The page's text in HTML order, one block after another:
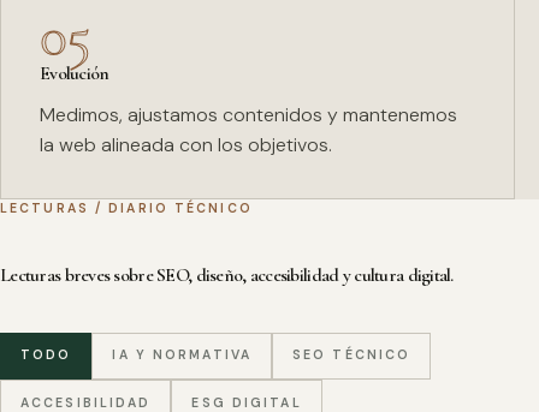
05
Evolución
Medimos, ajustamos contenidos y mantenemos
la web alineada con los objetivos.
LECTURAS / DIARIO TÉCNICO
Lecturas breves sobre SEO, diseño, accesibilidad y cultura digital.
TODO IA Y NORMATIVA SEO TÉCNICO
ACCESIBILIDAD ESG DIGITAL